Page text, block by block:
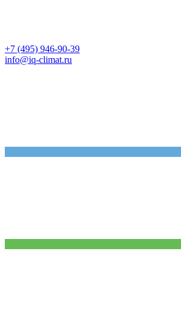
+7 (495) 946-90-39
info@iq-climat.ru